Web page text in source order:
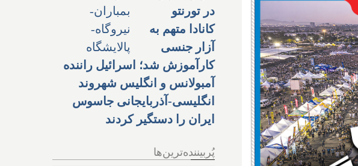
در تورنتو
کانادا متهم به
آزار جنسی
کارآموزش شد؛ اسرائیل راننده
آمبولانس و انگلیس شهروند
انگلیسی-آذربایجانی جاسوس
ایران را دستگیر کردند
پُربیننده‌ترین‌ها